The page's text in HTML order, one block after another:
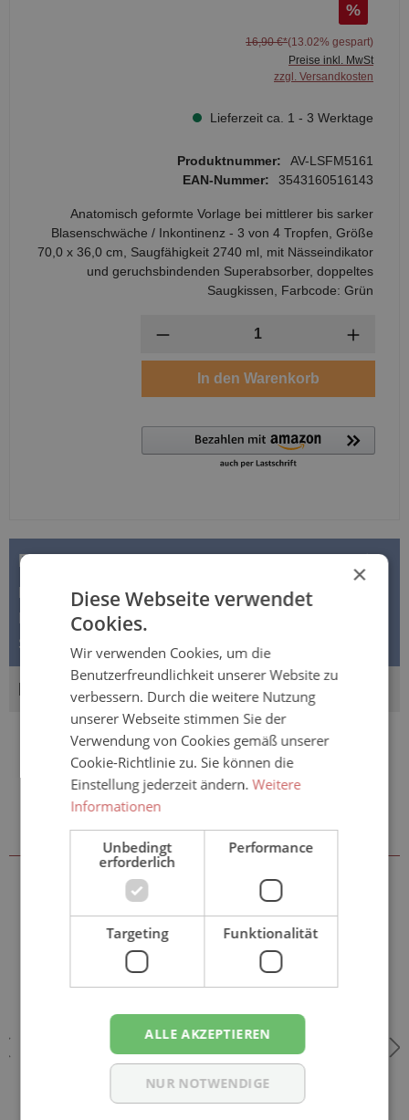
%
16,90 €*(13.02% gespart)
Preise inkl. MwSt
zzgl. Versandkosten
Lieferzeit ca. 1 - 3 Werktage
Produktnummer:
AV-LSFM5161
EAN-Nummer:
3543160516143
Anatomisch geformte Vorlage bei mittlerer bis sarker
Blasenschwäche / Inkontinenz - 3 von 4 Tropfen, Größe
70,0 x 36,0 cm, Saugfähigkeit 2740 ml, mit Nässeindikator
und geruchsbindenden Superabsorber, doppeltes
Saugkissen, Farbcode: Grün
In den Warenkorb
BESCHREIBUNG
Lille SUPREM FORM – SUPER "PLUS" -
Inkontinenzvorlagen | 20 Stück Packung Die Lille
Suprem Form Inkontinenzvorlagen werden…
BEWERTUNGEN
Sie könnten auch an folgenden
Artikeln interessiert sein
×
Diese Webseite verwendet
Cookies.
Wir verwenden Cookies, um die
Benutzerfreundlichkeit unserer Website zu
verbessern. Durch die weitere Nutzung
unserer Webseite stimmen Sie der
Verwendung von Cookies gemäß unserer
Cookie-Richtlinie zu. Sie können die
Einstellung jederzeit ändern.Weitere
Informationen
Unbedingt
erforderlich
Performance
Targeting Funktionalität
ALLE AKZEPTIEREN
NUR NOTWENDIGE